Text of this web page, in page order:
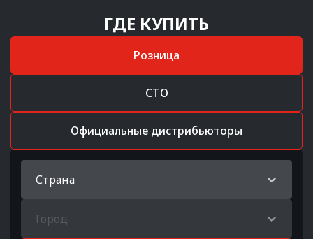
ГДЕ КУПИТЬ
Розница
СТО
Официальные дистрибьюторы
Страна
Город